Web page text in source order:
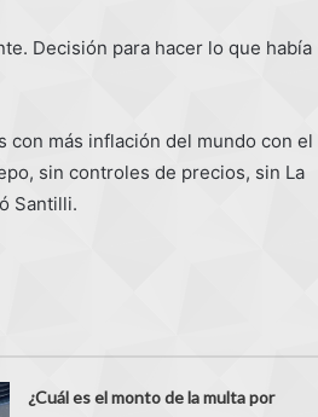
Decisión para hacer lo que había
con más inflación del mundo con el
sin controles de precios, sin La
Santilli.
¿Cuál es el monto de la multa por